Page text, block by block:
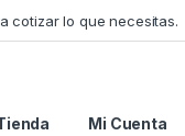
cotizar lo que necesitas.
Mi Cuenta